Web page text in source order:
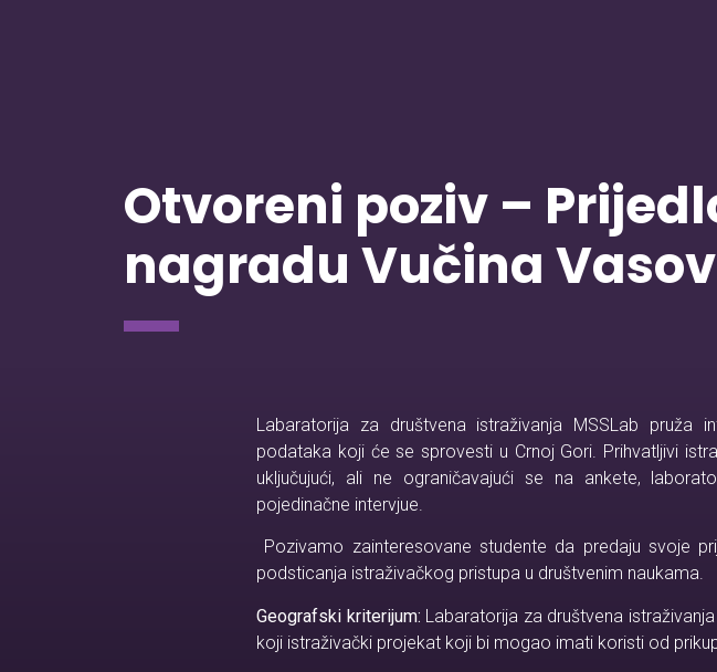
Otvoreni poziv –
nagradu Vučina
Labaratorija za društvena istraživanja MSSLab pruža
podataka koji će se sprovesti u Crnoj Gori. Prihvatljivi
uključujući, ali ne ograničavajući se na ankete,
pojedinačne intervjue.
Pozivamo zainteresovane studente da predaju svoje
podsticanja istraživačkog pristupa u društvenim naukama.
Geografski kriterijum: Labaratorija za društvena
koji istraživački projekat koji bi mogao imati koristi od